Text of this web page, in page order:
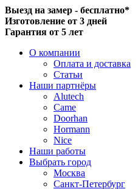
Выезд на замер - бесплатно*
Изготовление от 3 дней
Гарантия от 5 лет
О компании
Оплата и доставка
Статьи
Наши партнёры
Alutech
Came
Doorhan
Hormann
Nice
Наши работы
Выбрать город
Москва
Санкт-Петербург